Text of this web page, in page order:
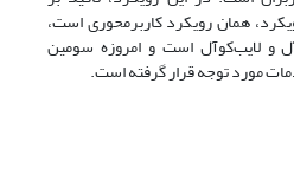
همان رویکرد کاربرمحوری است،
و لایب‌کوآل است و امروزه سومین
مورد توجه قرار گرفته است.